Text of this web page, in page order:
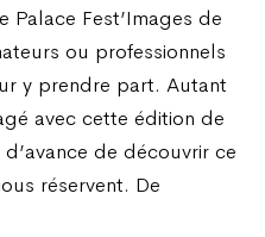
Palace Fest’Images de
ou professionnels
y prendre part. Autant
avec cette édition de
de découvrir ce
réservent. De